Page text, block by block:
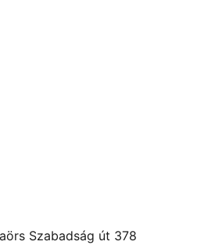
Szabadság út 378